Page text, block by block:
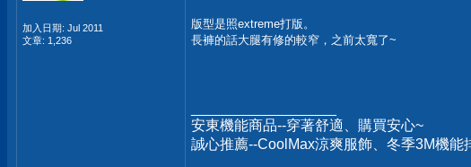
加入日期: Jul 2011
文章: 1,236
版型是照extreme打版。
長褲的話大腿有修的較窄，之前太寬了~
安東機能商品--穿著舒適、購買安心~
誠心推薦--CoolMax涼爽服飾、冬季3M機能